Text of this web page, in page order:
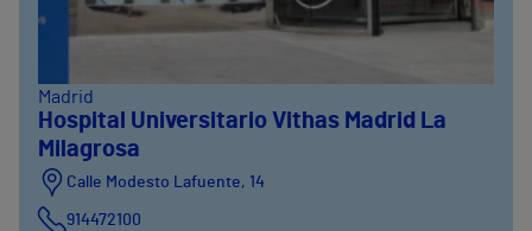
Madrid
Hospital Universitario Vithas Madrid La
Milagrosa
Calle Modesto Lafuente, 14
914472100